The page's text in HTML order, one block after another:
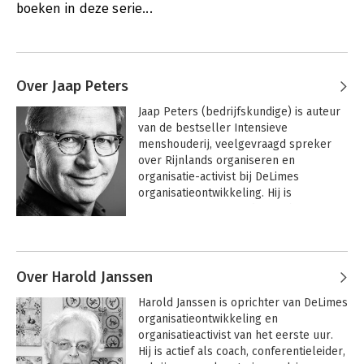
boeken in deze serie...
Over Jaap Peters
Jaap Peters (bedrijfskundige) is auteur
van de bestseller Intensieve
menshouderij, veelgevraagd spreker
over Rijnlands organiseren en
organisatie-activist bij DeLimes
organisatieontwikkeling. Hij is
Over Harold Janssen
Harold Janssen is oprichter van DeLimes
organisatieontwikkeling en
organisatieactivist van het eerste uur.
Hij is actief als coach, conferentieleider,